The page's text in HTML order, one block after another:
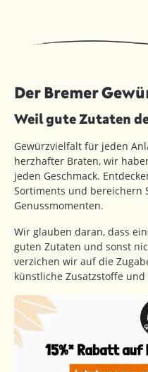
Der Bremer
Weil gute Zutaten
Gewürzvielfalt für jeden
herzhafter Braten, wir
jeden Geschmack.
Sortiments und bereichern
Genussmomenten.
Wir glauben daran, dass
guten Zutaten und sonst
verzichen wir auf die
künstliche Zusatzstoffe